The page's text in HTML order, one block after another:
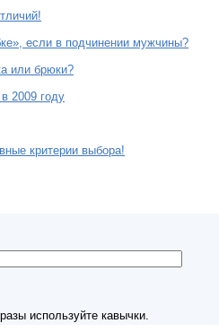
если в подчинении мужчины?
или брюки?
2009 году
критерии выбора!
используйте кавычки.